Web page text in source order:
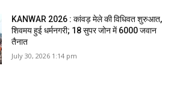
KANWAR 2026 : कांवड़ मेले की विधिवत शुरुआत,
शिवमय हुई धर्मनगरी; 18 सुपर जोन में 6000 जवान
तैनात
July 30, 2026 1:14 pm